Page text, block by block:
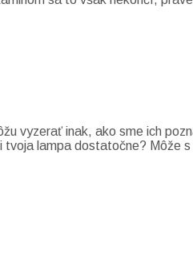
vyzerať inak, ako sme ich
lampa dostatočne? Môže